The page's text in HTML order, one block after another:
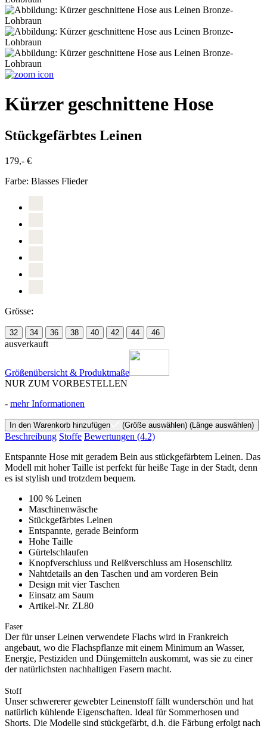
Kürzer geschnittene Hose
Stückgefärbtes Leinen
179,- €
Farbe: Blasses Flieder
Grösse:
32 34 36 38 40 42 44 46
ausverkauft
Größenübersicht & Produktmaße
NUR ZUM VORBESTELLEN
- mehr Informationen
In den Warenkorb hinzufügen (Größe auswählen) (Länge auswählen)
Beschreibung Stoffe Bewertungen (4.2)
Entspannte Hose mit geradem Bein aus stückgefärbtem Leinen. Das
Modell mit hoher Taille ist perfekt für heiße Tage in der Stadt, denn
es ist stylish und trotzdem bequem.
100 % Leinen
Maschinenwäsche
Stückgefärbtes Leinen
Entspannte, gerade Beinform
Hohe Taille
Gürtelschlaufen
Knopfverschluss und Reißverschluss am Hosenschlitz
Nahtdetails an den Taschen und am vorderen Bein
Design mit vier Taschen
Einsatz am Saum
Artikel-Nr. ZL80
Faser
Der für unser Leinen verwendete Flachs wird in Frankreich
angebaut, wo die Flachspflanze mit einem Minimum an Wasser,
Energie, Pestiziden und Düngemitteln auskommt, was sie zu einer
der natürlichsten nachhaltigen Fasern macht.
Stoff
Unser schwererer gewebter Leinenstoff fällt wunderschön und hat
natürlich kühlende Eigenschaften. Ideal für Sommerhosen und
Shorts. Die Modelle sind stückgefärbt, d.h. die Färbung erfolgt nach